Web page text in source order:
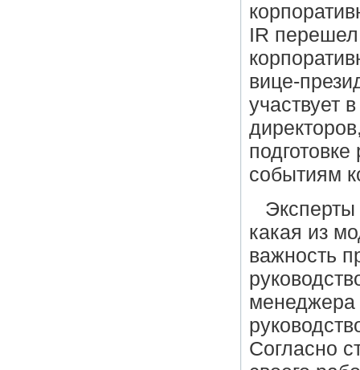
IR
вице-
участвует
событиям
Эксперты
какая из
важность
менеджера
Согласно